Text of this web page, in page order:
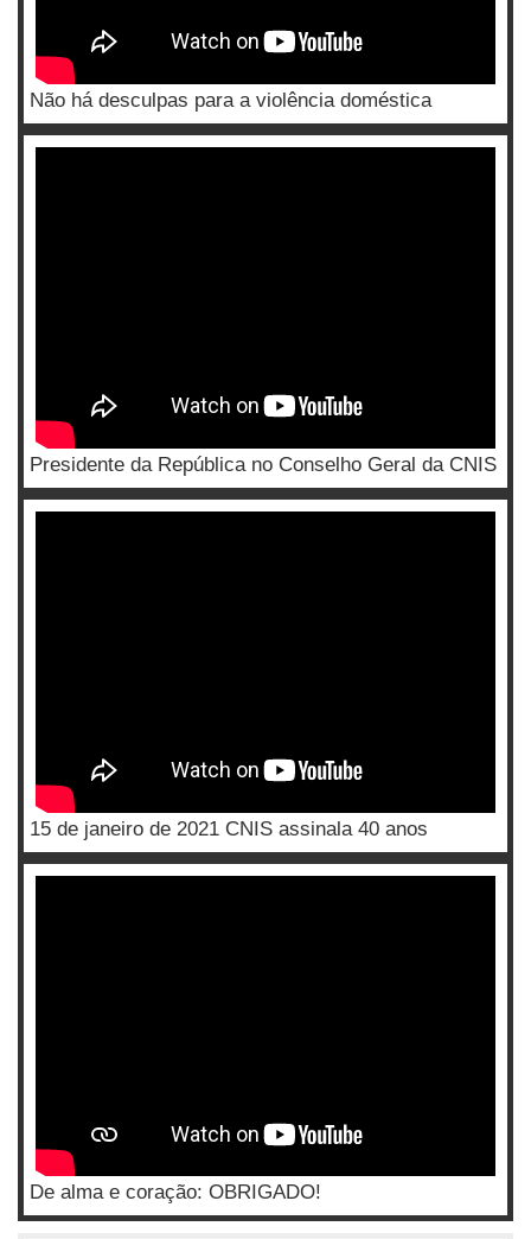
Não há desculpas para a violência doméstica
Presidente da República no Conselho Geral da CNIS
15 de janeiro de 2021 CNIS assinala 40 anos
De alma e coração: OBRIGADO!